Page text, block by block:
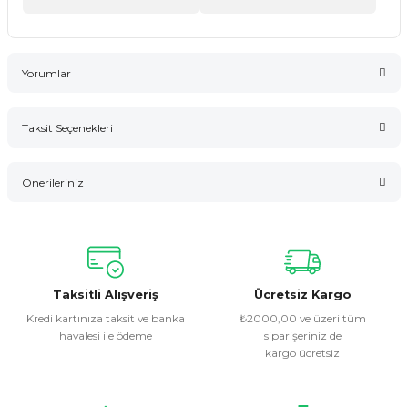
Yorumlar
Taksit Seçenekleri
Önerileriniz
konularda yetersiz gördüğünüz noktaları öneri formunu
kullanarak tarafımıza iletebilirsiniz.
Görüş ve önerileriniz için teşekkür ederiz.
Ürün resmi kalitesiz, bozuk veya görüntülenemiyor.
Taksitli Alışveriş
Kredi kartınıza taksit ve banka
havalesi ile ödeme
Ücretsiz Kargo
₺2000,00 ve üzeri tüm
siparişeriniz de
kargo ücretsiz